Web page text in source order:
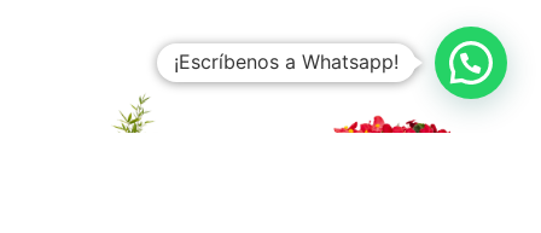
¡Escríbenos a Whatsapp!